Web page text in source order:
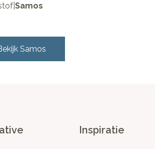
Samos
Samos
Inspiratie